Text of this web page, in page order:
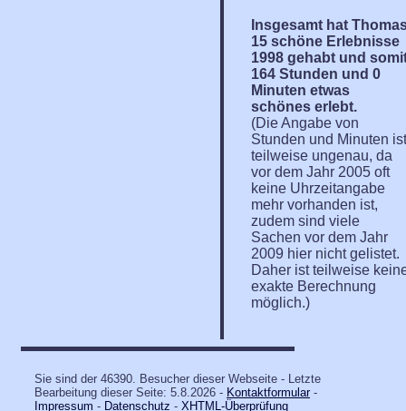
Insgesamt hat
15 schöne Erlebnisse
1998 gehabt und
164 Stunden und 0
Minuten etwas
schönes erlebt.
(Die Angabe von
Stunden und Minuten ist
teilweise ungenau, da
vor dem Jahr 2005 oft
keine Uhrzeitangabe
mehr vorhanden ist,
zudem sind viele
Sachen vor dem Jahr
2009 hier nicht gelistet.
Daher ist teilweise
exakte Berechnung
möglich.)
Sie sind der 46390. Besucher dieser Webseite - Letzte
Bearbeitung dieser Seite: 5.8.2026 - Kontaktformular -
Impressum - Datenschutz - XHTML-Überprüfung